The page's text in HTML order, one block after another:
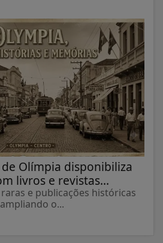
Olímpia disponibiliza
livros e revistas...
e publicações históricas
o...